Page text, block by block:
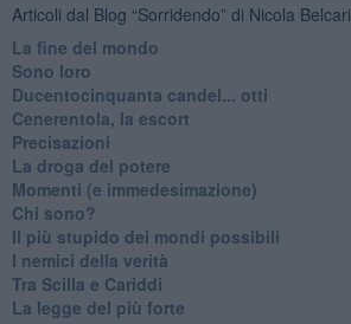
Articoli dal Blog “Sorridendo” di Nicola Belcari
La fine del mondo
Sono loro
Ducentocinquanta candel... otti
Cenerentola, la escort
Precisazioni
La droga del potere
Momenti (e immedesimazione)
Chi sono?
Il più stupido dei mondi possibili
I nemici della verità
Tra Scilla e Cariddi
La legge del più forte